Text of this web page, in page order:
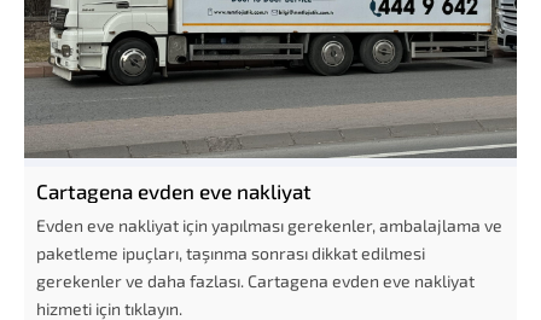
Cartagena evden eve nakliyat
Evden eve nakliyat için yapılması gerekenler, ambalajlama ve
paketleme ipuçları, taşınma sonrası dikkat edilmesi
gerekenler ve daha fazlası. Cartagena evden eve nakliyat
hizmeti için tıklayın.